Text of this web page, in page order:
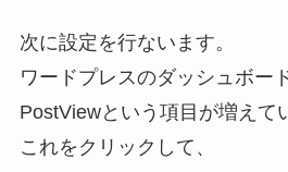
次に設定を行ないます。
ワードプレスのダッシュボー
PostViewという項目が増えて
これをクリックして、